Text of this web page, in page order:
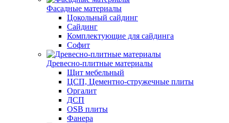
Фасадные материалы
Цокольный сайдинг
Сайдинг
Комплектующие для сайдинга
Софит
Древесно-плитные материалы
Щит мебельный
ЦСП, Цементно-стружечные плиты
Оргалит
ДСП
OSB плиты
Фанера